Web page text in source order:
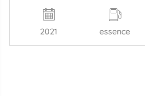
2021 essence